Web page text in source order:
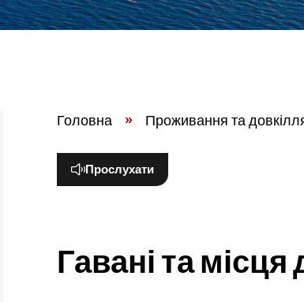
Головна » Проживання та
Прослухати
Гавані та місця